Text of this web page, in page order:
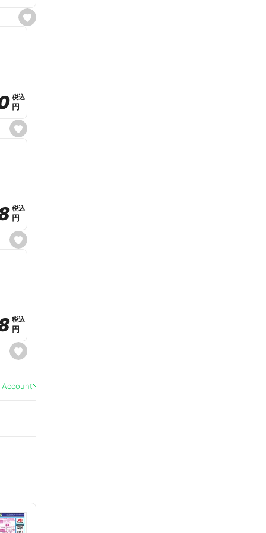
s
e
s
e
e
税込
税込
円
円
s
e
e
税込
税込
円
円
s
e
a
税込
税込
円
円